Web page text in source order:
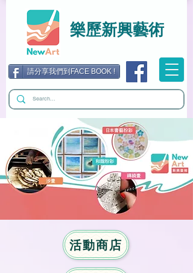
請分享我們到FACE BOOK !
樂歷新興藝術
活動商店